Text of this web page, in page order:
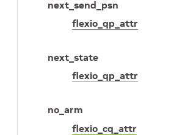
next_send_psn
flexio_qp_attr
next_state
flexio_qp_attr
no_arm
flexio_cq_attr